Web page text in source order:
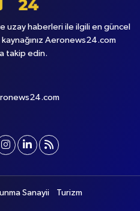
uzay haberleri ile ilgili en güncel
Aeronews24.com
takip edin.
Sanayii Turizm